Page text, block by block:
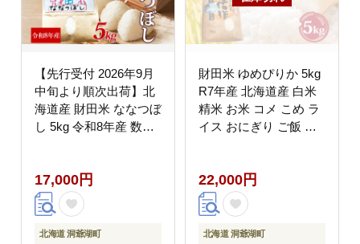
【先行受付 2026年9月
中旬より順次出荷】北
海道産 財田米 ななつぼ
し 5kg 令和8年産 数量
ご飯 ごはん 甘み 粘り
ライス ブランド米 国産
お取り寄せ 洞爺湖町 美
味しい
17,000円
北海道 洞爺湖町
財田米 ゆめぴりか 5kg
R7年産 北海道産 白米
精米 お米 コメ こめ ラ
イス おにぎり ご飯 国
温 送料無料 北海道 洞
爺湖町
22,000円
北海道 洞爺湖町